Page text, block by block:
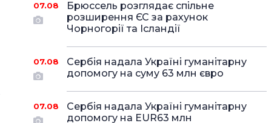
07.08
Брюссель розглядає спільне
розширення ЄС за рахунок
Чорногорії та Ісландії
07.08
Сербія надала Україні гуманітарну
допомогу на суму 63 млн євро
07.08
Сербія надала Україні гуманітарну
допомогу на EUR63 млн